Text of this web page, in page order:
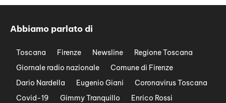
Abbiamo parlato di
Toscana Firenze Newsline
Regione Toscana
Giornale radio nazionale
Comune di Firenze
Dario Nardella
Eugenio Giani
Coronavirus Toscana
Covid-19
Gimmy Tranquillo
Enrico Rossi